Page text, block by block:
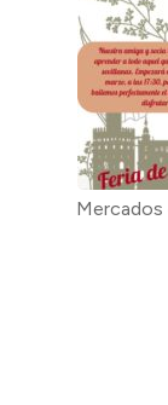
Mercados